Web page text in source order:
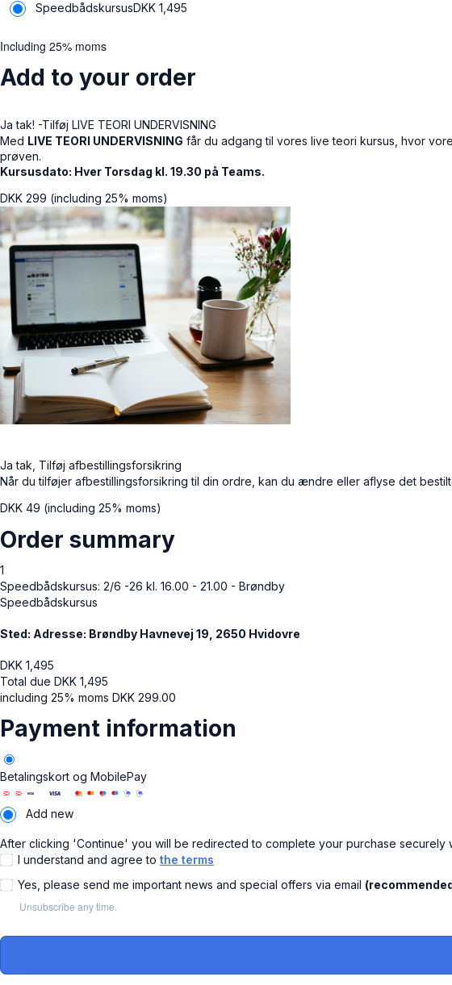
SpeedbådskursusDKK 1,495
Including 25% moms
Add to your order
Ja tak! -Tilføj LIVE TEORI UNDERVISNING
Med LIVE TEORI UNDERVISNING får du adgang til vores live teori kursus, hvor
prøven.
Kursusdato: Hver Torsdag kl. 19.30 på Teams.
DKK 299 (including 25% moms)
Ja tak, Tilføj afbestillingsforsikring
Når du tilføjer afbestillingsforsikring til din ordre, kan du ændre eller aflyse det
DKK 49 (including 25% moms)
Order summary
1
Speedbådskursus: 2/6 -26 kl. 16.00 - 21.00 - Brøndby
Speedbådskursus
Sted: Adresse: Brøndby Havnevej 19, 2650 Hvidovre
DKK 1,495
Total due DKK 1,495
including 25% moms DKK 299.00
Payment information
Betalingskort og MobilePay
Add new
After clicking 'Continue' you will be redirected to complete your purchase securely
I understand and agree to the terms
Yes, please send me important news and special offers via email
Unsubscribe any time.